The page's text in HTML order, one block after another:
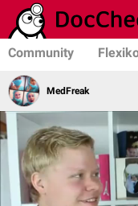
Community
MedFreak